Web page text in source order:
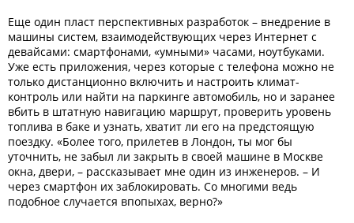
Еще один пласт перспективных разработок – внедрение в
машины систем, взаимодействующих через Интернет с
девайсами: смартфонами, «умными» часами, ноутбуками.
Уже есть приложения, через которые с телефона можно не
только дистанционно включить и настроить климат-
контроль или найти на паркинге автомобиль, но и заранее
вбить в штатную навигацию маршрут, проверить уровень
топлива в баке и узнать, хватит ли его на предстоящую
поездку. «Более того, прилетев в Лондон, ты мог бы
уточнить, не забыл ли закрыть в своей машине в Москве
окна, двери, – рассказывает мне один из инженеров. – И
через смартфон их заблокировать. Со многими ведь
подобное случается впопыхах, верно?»